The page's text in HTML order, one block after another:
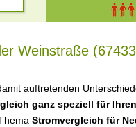
Weinstraße
auftretenden
ganz speziell für
Stromvergleich für